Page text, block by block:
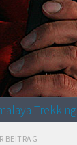
Trekking
BEITRAG